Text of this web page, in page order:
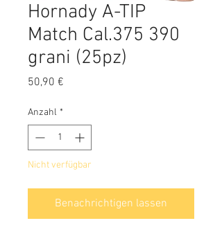
Hornady A-TIP
Match Cal.375 390
grani (25pz)
50,90 €
Anzahl *
Nicht verfügbar
Benachrichtigen lassen